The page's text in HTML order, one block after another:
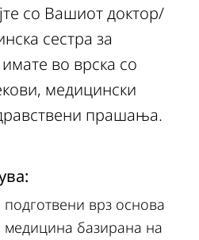
со Вашиот доктор/
сестра за
во врска со
медицински
прашања.
врз основа
базирана на